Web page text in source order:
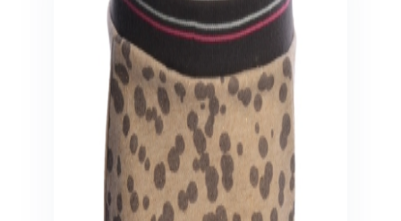
Veiligheid in en om huis
Veiligheid in huis
Veiligheid buiten de deur